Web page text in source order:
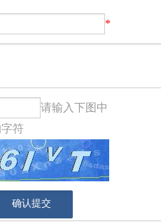
*
请输入下图中
符